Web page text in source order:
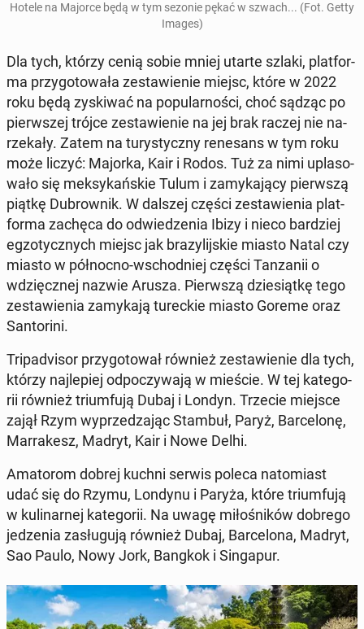
Hotele na Majorce będą w tym sezonie pękać w szwach... (Fot. Getty
Images)
Dla tych, którzy cenią sobie mniej utarte szlaki, plat­for­
ma przy­go­to­wa­ła ze­sta­wie­nie miejsc, które w 2022
roku będą zy­ski­wać na po­pu­lar­no­ści, choć sądząc po
pierw­szej trójce ze­sta­wie­nie na jej brak raczej nie na­
rze­ka­ły. Zatem na tu­ry­stycz­ny re­ne­sans w tym roku
może liczyć: Majorka, Kair i Rodos. Tuż za nimi upla­so­
wa­ło się mek­sy­kań­skie Tulum i za­my­ka­ją­cy pierw­szą
piątkę Du­brow­nik. W dalszej części ze­sta­wie­nia plat­
for­ma zachęca do od­wie­dze­nia Ibizy i nieco bar­dziej
eg­zo­tycz­nych miejsc jak bra­zy­lij­skie miasto Natal czy
miasto w pół­noc­no-wschod­niej części Tan­za­nii o
wdzięcz­nej nazwie Arusza. Pierw­szą dzie­siąt­kę tego
ze­sta­wie­nia za­my­ka­ją tu­rec­kie miasto Goreme oraz
San­to­ri­ni.
Tri­pa­dvi­sor przy­go­to­wał również ze­sta­wie­nie dla tych,
którzy naj­le­piej od­po­czy­wa­ją w mieście. W tej ka­te­go­
rii również trium­fu­ją Dubaj i Londyn. Trzecie miejsce
zajął Rzym wy­prze­dza­jąc Stambuł, Paryż, Bar­ce­lo­nę,
Mar­ra­kesz, Madryt, Kair i Nowe Delhi.
Ama­to­rom dobrej kuchni serwis poleca na­to­miast
udać się do Rzymu, Londynu i Paryża, które trium­fu­ją
w ku­li­nar­nej ka­te­go­rii. Na uwagę mi­ło­śni­ków dobrego
je­dze­nia za­słu­gu­ją również Dubaj, Bar­ce­lo­na, Madryt,
Sao Paulo, Nowy Jork, Bangkok i Sin­ga­pur.